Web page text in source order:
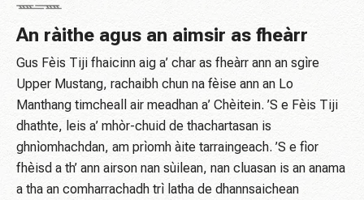
An ràithe agus an aimsir as fheàrr
Gus Fèis Tiji fhaicinn aig a’ char as fheàrr ann an sgìre
Upper Mustang, rachaibh chun na fèise ann an Lo
Manthang timcheall air meadhan a’ Chèitein. ’S e Fèis Tiji
dhathte, leis a’ mhòr-chuid de thachartasan is
ghnìomhachdan, am prìomh àite tarraingeach. ’S e fìor
fhèisd a th’ ann airson nan sùilean, nan cluasan is an anama
a tha an comharrachadh trì latha de dhannsaichean